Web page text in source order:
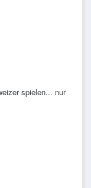
spielen... nur